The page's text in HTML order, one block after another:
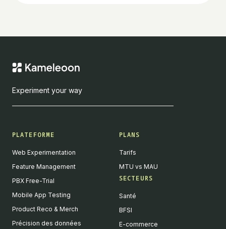
Experiment your way
PLATEFORME
Web Experimentation
Feature Management
PBX Free-Trial
Mobile App Testing
Product Reco & Merch
Précision des données
PLANS
Tarifs
MTU vs MAU
SECTEURS
Santé
BFSI
E-commerce